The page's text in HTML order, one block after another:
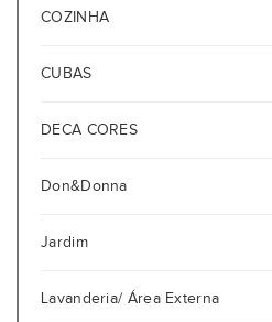
COZINHA
CUBAS
DECA CORES
Don&Donna
Jardim
Lavanderia/ Área Externa